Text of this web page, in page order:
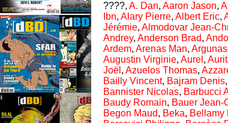
????, A. Dan, Aaron Jason,
Ibn, Alary Pierre, Albert Eric,
Jérémie, Almodovar Jean-
Andrey, Anderson Brad,
Ardem, Arenas Man, Argunas
Augustin Virginie, Aurel ,
Joël , Azuelos Thomas,
Bailly Vincent, Bajram Denis,
Bannister Nicolas, Barbucci
Baudy Romain, Bauer Jean-
Begon Maud, Beka, Bellamy